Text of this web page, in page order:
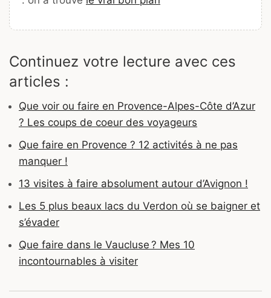
Continuez votre lecture avec ces
articles :
Que voir ou faire en Provence-Alpes-Côte d’Azur
? Les coups de coeur des voyageurs
Que faire en Provence ? 12 activités à ne pas
manquer !
13 visites à faire absolument autour d’Avignon !
Les 5 plus beaux lacs du Verdon où se baigner et
s’évader
Que faire dans le Vaucluse ? Mes 10
incontournables à visiter